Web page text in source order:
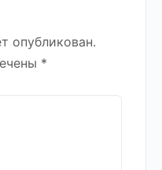
опубликован.
*